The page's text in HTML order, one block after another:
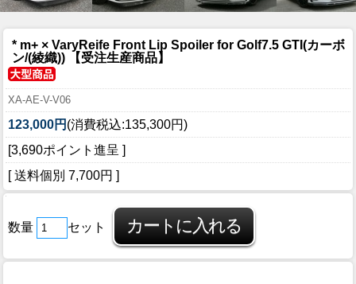
* m+ × VaryReife Front Lip Spoiler for Golf7.5 GTI(カーボ
ン/(綾織)) 【受注生産商品】
XA-AE-V-V06
123,000円 (消費税込:135,300円)
[3,690ポイント進呈 ]
[ 送料個別 7,700円 ]
数量 セット